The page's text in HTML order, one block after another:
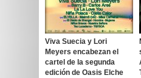
Viva Suecia y Lori
Meyers encabezan el
cartel de la segunda
edición de Oasis Elche